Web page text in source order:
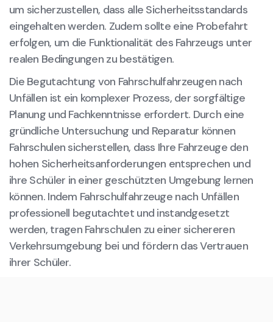
um sicherzustellen, dass alle Sicherheitsstandards
eingehalten werden. Zudem sollte eine Probefahrt
erfolgen, um die Funktionalität des Fahrzeugs unter
realen Bedingungen zu bestätigen.
Die Begutachtung von Fahrschulfahrzeugen nach
Unfällen ist ein komplexer Prozess, der sorgfältige
Planung und Fachkenntnisse erfordert. Durch eine
gründliche Untersuchung und Reparatur können
Fahrschulen sicherstellen, dass Ihre Fahrzeuge den
hohen Sicherheitsanforderungen entsprechen und
ihre Schüler in einer geschützten Umgebung lernen
können. Indem Fahrschulfahrzeuge nach Unfällen
professionell begutachtet und instandgesetzt
werden, tragen Fahrschulen zu einer sichereren
Verkehrsumgebung bei und fördern das Vertrauen
ihrer Schüler.